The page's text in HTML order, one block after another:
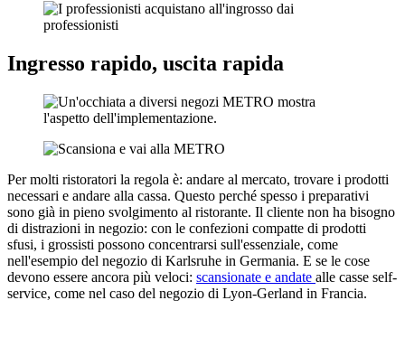
Ingresso rapido, uscita rapida
Per molti ristoratori la regola è: andare al mercato, trovare i prodotti
necessari e andare alla cassa. Questo perché spesso i preparativi
sono già in pieno svolgimento al ristorante. Il cliente non ha bisogno
di distrazioni in negozio: con le confezioni compatte di prodotti
sfusi, i grossisti possono concentrarsi sull'essenziale, come
nell'esempio del negozio di Karlsruhe in Germania. E se le cose
devono essere ancora più veloci: scansionate e andate alle casse self-
service, come nel caso del negozio di Lyon-Gerland in Francia.